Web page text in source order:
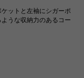
ットと左袖にシガーポ
うな収納力のあるコー